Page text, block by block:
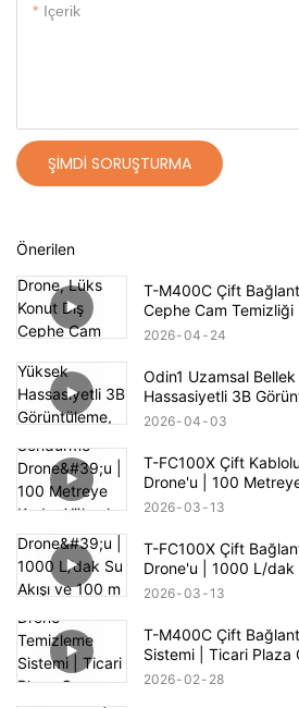
Içerik
ŞIMDI SORUŞTURMA
Önerilen
T-M400C Çift
Cephe Cam
2026 04 24
Odin1 Uzamsal
Hassasiyetli 3B
Otonom Navigasyon
2026 04 03
T-FC100X Çift
Drone'u | 100
Binalarda Yangın
2026 03 13
T-FC100X Çift
Drone'u | 1000 L/dak
Yüksek Binalarda
2026 03 13
T-M400C Çift
Sistemi | Ticari Plaza
Temizliği
2026 02 28